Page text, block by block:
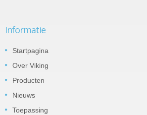
Informatie
Startpagina
Over Viking
Producten
Nieuws
Toepassing